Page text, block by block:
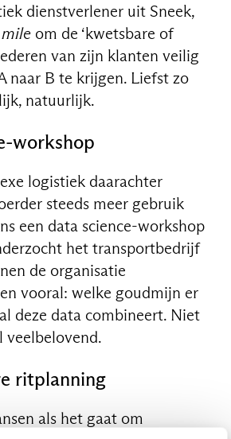
dienstverlener uit Sneek,
om de ‘kwetsbare of
van zijn klanten veilig
naar B te krijgen. Liefst zo
natuurlijk.
workshop
logistiek daarachter
steeds meer gebruik
een data science-workshop
het transportbedrijf
de organisatie
vooral: welke goudmijn er
deze data combineert. Niet
veelbelovend.
ritplanning
als het gaat om